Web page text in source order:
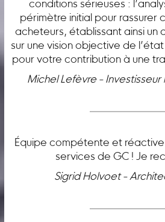
conditions sérieuses :
périmètre initial pour rassurer
acheteurs, établissant ainsi un
sur une vision objective de
pour votre contribution à une
Michel Lefèvre - Investisseur
Équipe compétente et
services de GC ! Je
Sigrid Holvoet -